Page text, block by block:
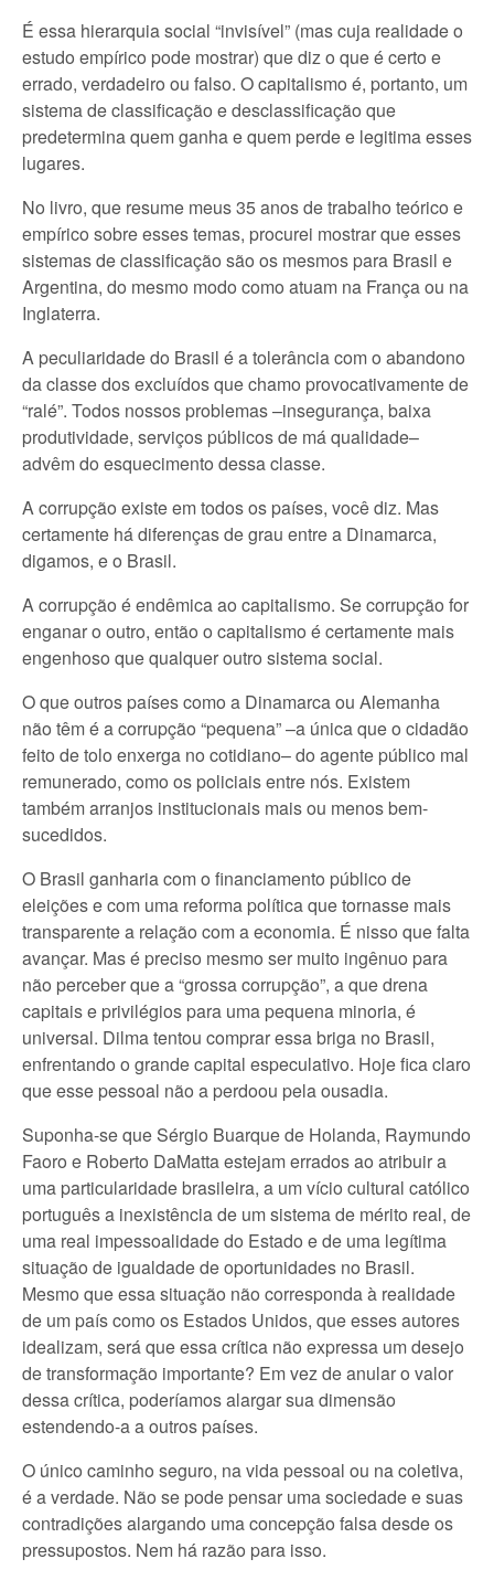
É essa hierarquia social “invisível” (mas cuja realidade o
estudo empírico pode mostrar) que diz o que é certo e
errado, verdadeiro ou falso. O capitalismo é, portanto, um
sistema de classificação e desclassificação que
predetermina quem ganha e quem perde e legitima esses
lugares.
No livro, que resume meus 35 anos de trabalho teórico e
empírico sobre esses temas, procurei mostrar que esses
sistemas de classificação são os mesmos para Brasil e
Argentina, do mesmo modo como atuam na França ou na
Inglaterra.
A peculiaridade do Brasil é a tolerância com o abandono
da classe dos excluídos que chamo provocativamente de
“ralé”. Todos nossos problemas –insegurança, baixa
produtividade, serviços públicos de má qualidade–
advêm do esquecimento dessa classe.
A corrupção existe em todos os países, você diz. Mas
certamente há diferenças de grau entre a Dinamarca,
digamos, e o Brasil.
A corrupção é endêmica ao capitalismo. Se corrupção for
enganar o outro, então o capitalismo é certamente mais
engenhoso que qualquer outro sistema social.
O que outros países como a Dinamarca ou Alemanha
não têm é a corrupção “pequena” –a única que o cidadão
feito de tolo enxerga no cotidiano– do agente público mal
remunerado, como os policiais entre nós. Existem
também arranjos institucionais mais ou menos bem-
sucedidos.
O Brasil ganharia com o financiamento público de
eleições e com uma reforma política que tornasse mais
transparente a relação com a economia. É nisso que falta
avançar. Mas é preciso mesmo ser muito ingênuo para
não perceber que a “grossa corrupção”, a que drena
capitais e privilégios para uma pequena minoria, é
universal. Dilma tentou comprar essa briga no Brasil,
enfrentando o grande capital especulativo. Hoje fica claro
que esse pessoal não a perdoou pela ousadia.
Suponha-se que Sérgio Buarque de Holanda, Raymundo
Faoro e Roberto DaMatta estejam errados ao atribuir a
uma particularidade brasileira, a um vício cultural católico
português a inexistência de um sistema de mérito real, de
uma real impessoalidade do Estado e de uma legítima
situação de igualdade de oportunidades no Brasil.
Mesmo que essa situação não corresponda à realidade
de um país como os Estados Unidos, que esses autores
idealizam, será que essa crítica não expressa um desejo
de transformação importante? Em vez de anular o valor
dessa crítica, poderíamos alargar sua dimensão
estendendo-a a outros países.
O único caminho seguro, na vida pessoal ou na coletiva,
é a verdade. Não se pode pensar uma sociedade e suas
contradições alargando uma concepção falsa desde os
pressupostos. Nem há razão para isso.